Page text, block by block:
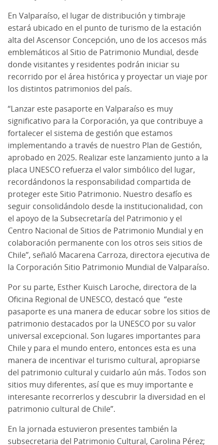
En Valparaíso, el lugar de distribución y timbraje
estará ubicado en el punto de turismo de la estación
alta del Ascensor Concepción, uno de los accesos más
emblemáticos al Sitio de Patrimonio Mundial, desde
donde visitantes y residentes podrán iniciar su
recorrido por el área histórica y proyectar un viaje por
los distintos patrimonios del país.
“Lanzar este pasaporte en Valparaíso es muy
significativo para la Corporación, ya que contribuye a
fortalecer el sistema de gestión que estamos
implementando a través de nuestro Plan de Gestión,
aprobado en 2025. Realizar este lanzamiento junto a la
placa UNESCO refuerza el valor simbólico del lugar,
recordándonos la responsabilidad compartida de
proteger este Sitio Patrimonio. Nuestro desafío es
seguir consolidándolo desde la institucionalidad, con
el apoyo de la Subsecretaría del Patrimonio y el
Centro Nacional de Sitios de Patrimonio Mundial y en
colaboración permanente con los otros seis sitios de
Chile”, señaló Macarena Carroza, directora ejecutiva de
la Corporación Sitio Patrimonio Mundial de Valparaíso.
Por su parte, Esther Kuisch Laroche, directora de la
Oficina Regional de UNESCO, destacó que “este
pasaporte es una manera de educar sobre los sitios de
patrimonio destacados por la UNESCO por su valor
universal excepcional. Son lugares importantes para
Chile y para el mundo entero, entonces esta es una
manera de incentivar el turismo cultural, apropiarse
del patrimonio cultural y cuidarlo aún más. Todos son
sitios muy diferentes, así que es muy importante e
interesante recorrerlos y descubrir la diversidad en el
patrimonio cultural de Chile”.
En la jornada estuvieron presentes también la
subsecretaria del Patrimonio Cultural, Carolina Pérez;